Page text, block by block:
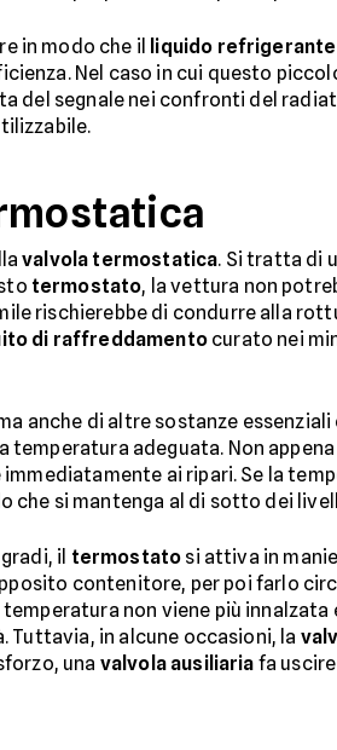
in modo che il liquido refrigerante
Nel caso in cui questo
del segnale nei confronti del
valvola termostatica. Si tratta di
termostato, la vettura non
rischierebbe di condurre alla
di raffreddamentocurato nei
anche di altre sostanze
temperatura adeguata. Non
ai ripari. Se la
che si mantenga al di sotto dei
il termostato si attiva in
contenitore, per poi farlo
non viene più
Tuttavia, in alcune occasioni, la
una valvola ausiliaria fa